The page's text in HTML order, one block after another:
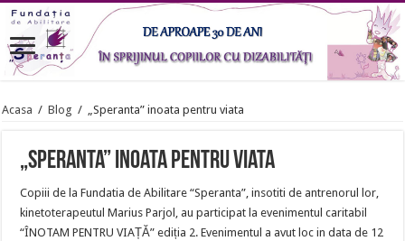
Acasa / Blog / „Speranta” inoata pentru viata
„Speranta” inoata pentru viata
Copiii de la Fundatia de Abilitare “Speranta”, insotiti de antrenorul lor,
kinetoterapeutul Marius Parjol, au participat la evenimentul caritabil
“ÎNOTAM PENTRU VIAȚĂ” ediția 2. Evenimentul a avut loc in data de 12